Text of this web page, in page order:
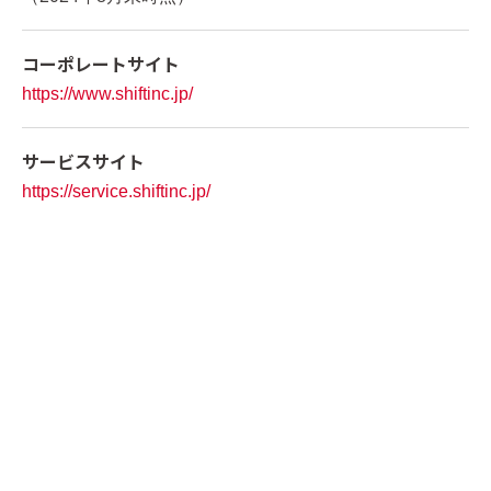
コーポレートサイト
https://www.shiftinc.jp/
サービスサイト
https://service.shiftinc.jp/